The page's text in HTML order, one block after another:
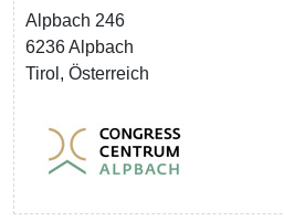
Alpbach 246
6236 Alpbach
Tirol, Österreich